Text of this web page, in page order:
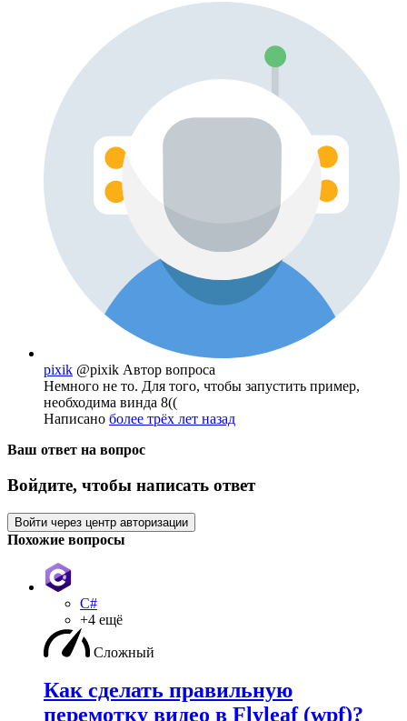
pixik @pixik Автор вопроса
Немного не то. Для того, чтобы запустить пример,
необходима винда 8((
Написано более трёх лет назад
Ваш ответ на вопрос
Войдите, чтобы написать ответ
Войти через центр авторизации
Похожие вопросы
C#
+4 ещё
Сложный
Как сделать правильную
перемотку видео в Flyleaf (wpf)?